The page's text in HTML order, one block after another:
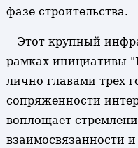
фазе строительства.
Этот крупный
рамках инициативы
лично главами трех
сопряженности
воплощает
взаимосвязанности